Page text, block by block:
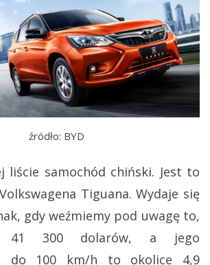
źródło: BYD
liście samochód chiński. Jest to
Tiguana. Wydaje się
gdy weźmiemy pod uwagę to,
41 300 dolarów, a jego
do 100 km/h to okolice 4,9